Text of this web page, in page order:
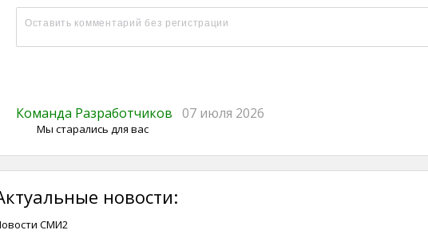
Команда Разработчиков 07 июля 2026
Мы старались для вас
новости:
СМИ2